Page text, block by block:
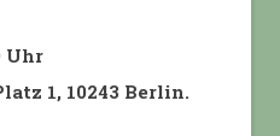
Uhr
1, 10243 Berlin.